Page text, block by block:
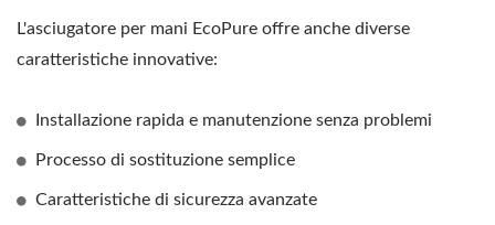
L'asciugatore per mani EcoPure offre anche diverse
caratteristiche innovative:
Installazione rapida e manutenzione senza problemi
Processo di sostituzione semplice
Caratteristiche di sicurezza avanzate